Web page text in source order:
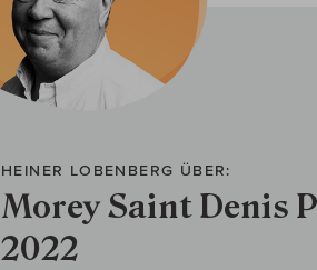
HEINER LOBENBERG ÜBER:
Morey Saint Denis
2022